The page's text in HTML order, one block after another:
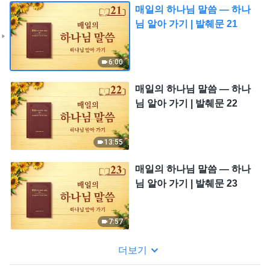
6:00
매일의 하나님 말씀 ― 하나
님 알아 가기 | 발췌문 21
13:55
매일의 하나님 말씀 ― 하나
님 알아 가기 | 발췌문 22
7:57
매일의 하나님 말씀 ― 하나
님 알아 가기 | 발췌문 23
더보기